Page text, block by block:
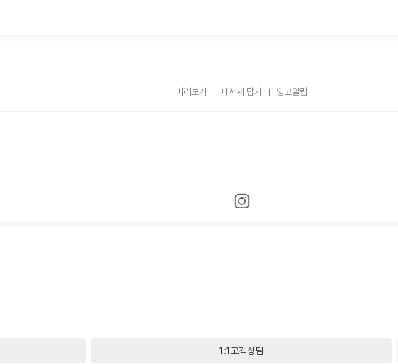
미리보기 내서재 담기 입고알림
1:1고객상담